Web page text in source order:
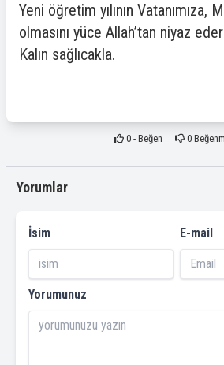
Yeni öğretim yılının Vatanımıza,
olmasını yüce Allah’tan niyaz
Kalın sağlıcakla.
0- Beğen 0
Yorumlar
İsim E-mail
Yorumunuz